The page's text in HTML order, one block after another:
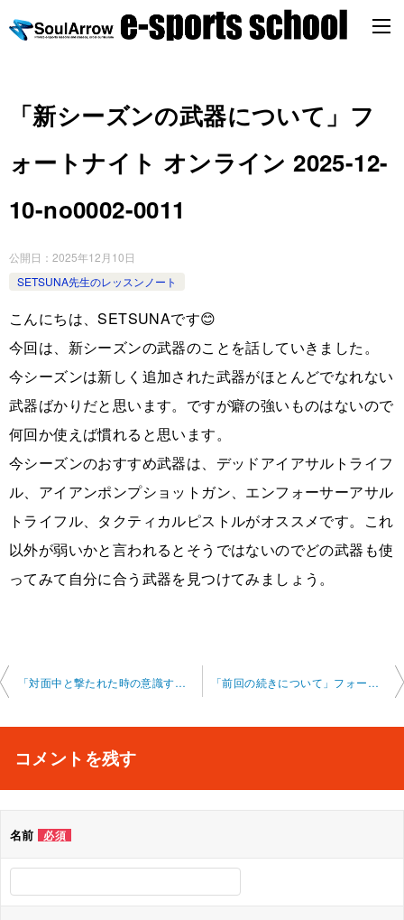
「新シーズンの武器について」フ
ォートナイト オンライン 2025-12-
10-no0002-0011
公開日： 2025年12月10日
SETSUNA先生のレッスンノート
こんにちは、SETSUNAです😊
今回は、新シーズンの武器のことを話していきました。
今シーズンは新しく追加された武器がほとんどでなれない
武器ばかりだと思います。ですが癖の強いものはないので
何回か使えば慣れると思います。
今シーズンのおすすめ武器は、デッドアイアサルトライフ
ル、アイアンポンプショットガン、エンフォーサーアサル
トライフル、タクティカルピストルがオススメです。これ
以外が弱いかと言われるとそうではないのでどの武器も使
ってみて自分に合う武器を見つけてみましょう。
投
ビ
シ
「対面中と撃たれた時の意識することについて」フォートナイト オンライン 2025-12 -8-no0002-0039 「前回の続きについて」フォートナイト オンライン 2025-12-16-no0002-0039
コメントを残す
名前 必須